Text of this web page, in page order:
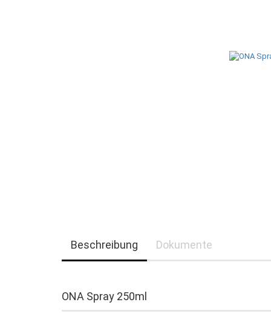
Beschreibung Dokumente
ONA Spray 250ml